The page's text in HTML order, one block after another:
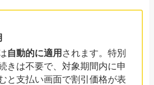
自動的に適用 されます。特別
きは不要で、対象期間内に申
と支払い画面で割引価格が表